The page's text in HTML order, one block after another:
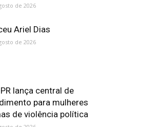
de 2026
Ariel Dias
de 2026
PR lança central de
para mulheres
de violência política